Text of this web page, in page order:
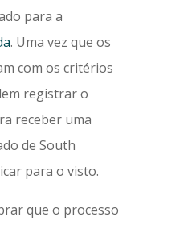
para a
. Uma vez que os
com os critérios
registrar o
receber uma
de South
para o visto.
que o processo